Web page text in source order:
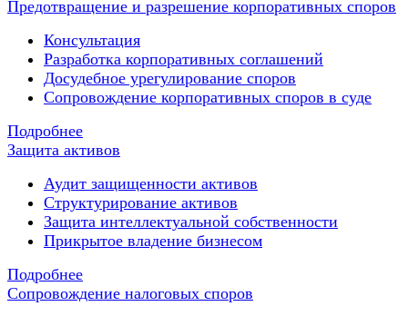
Предотвращение и разрешение корпоративных споров
Консультация
Разработка корпоративных соглашений
Досудебное урегулирование споров
Сопровождение корпоративных споров в суде
Подробнее
Защита активов
Аудит защищенности активов
Структурирование активов
Защита интеллектуальной собственности
Прикрытое владение бизнесом
Подробнее
Сопровождение налоговых споров